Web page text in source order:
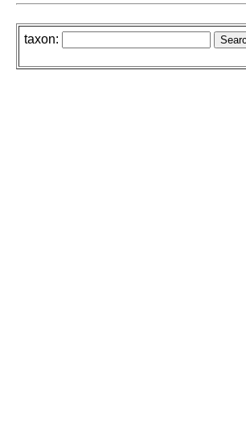
taxon: